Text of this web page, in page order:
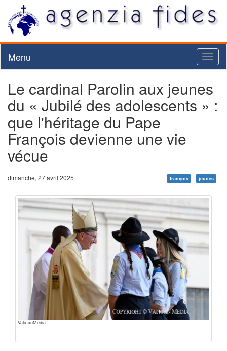
Menu
Le cardinal Parolin aux jeunes
du « Jubilé des adolescents » :
que l'héritage du Pape
François devienne une vie
vécue
dimanche, 27 avril 2025 françois jeunes
VaticanMedia